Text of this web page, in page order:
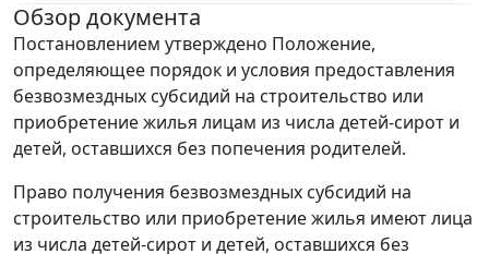
Обзор документа
Постановлением утверждено Положение,
определяющее порядок и условия предоставления
безвозмездных субсидий на строительство или
приобретение жилья лицам из числа детей-сирот и
детей, оставшихся без попечения родителей.
Право получения безвозмездных субсидий на
строительство или приобретение жилья имеют лица
из числа детей-сирот и детей, оставшихся без